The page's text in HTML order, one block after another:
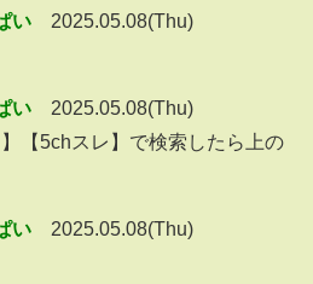
い
2025.05.08(Thu)
い
2025.05.08(Thu)
【5chスレ】で検索したら上の
い
2025.05.08(Thu)